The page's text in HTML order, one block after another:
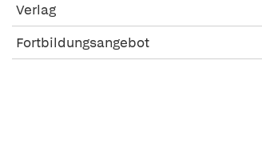
Verlag
Fortbildungsangebot